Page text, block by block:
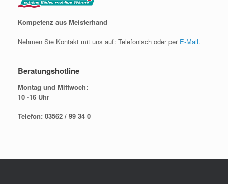
Kompetenz aus Meisterhand
Nehmen Sie Kontakt mit uns auf: Telefonisch oder per E-Mail.
Beratungshotline
Montag und Mittwoch:
10 -16 Uhr
Telefon: 03562 / 99 34 0